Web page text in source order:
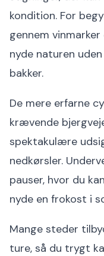
kondition. For
gennem
nyde naturen
bakker.
De mere erfarne
krævende
spektakulære
nedkørsler.
pauser, hvor du
nyde en frokost i
Mange steder
ture, så du trygt